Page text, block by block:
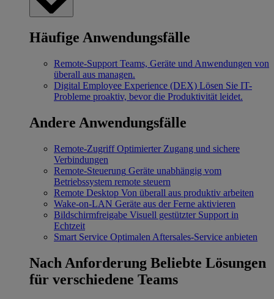
Häufige Anwendungsfälle
Remote-Support Teams, Geräte und Anwendungen von
überall aus managen.
Digital Employee Experience (DEX) Lösen Sie IT-
Probleme proaktiv, bevor die Produktivität leidet.
Andere Anwendungsfälle
Remote-Zugriff Optimierter Zugang und sichere
Verbindungen
Remote-Steuerung Geräte unabhängig vom
Betriebssystem remote steuern
Remote Desktop Von überall aus produktiv arbeiten
Wake-on-LAN Geräte aus der Ferne aktivieren
Bildschirmfreigabe Visuell gestützter Support in
Echtzeit
Smart Service Optimalen Aftersales-Service anbieten
Nach Anforderung Beliebte Lösungen
für verschiedene Teams